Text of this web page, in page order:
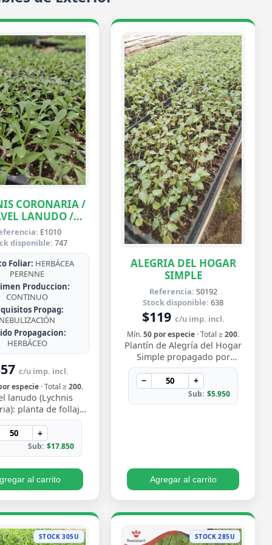
CORONARIA /
LANUDO /
ABUELAE1010
disponible: 747
Foliar: HERBÁCEA
PERENNE
Produccion:
CONTINUO
Propag:
NEBULIZACIÓN
Propagacion:
HERBÁCEO
c/u imp. incl.
especie · Total ≥200.
lanudo (Lychnis
planta de follaje
y vibrantes
en verano.
Rústica y…
+
Sub: $17.850
al carrito
ALEGRIA DEL HOGAR
SIMPLE
Referencia: S0192
Stock disponible: 638
$119 c/u imp. incl.
Mín.50 por especie · Total ≥200.
Plantín de Alegría del Hogar
Simple propagado por
semilla, con flores delicadas
en tonos rosados y blancos
que florecen…
− +
Sub: $5.950
Agregar al carrito
STOCK 305U STOCK 285U